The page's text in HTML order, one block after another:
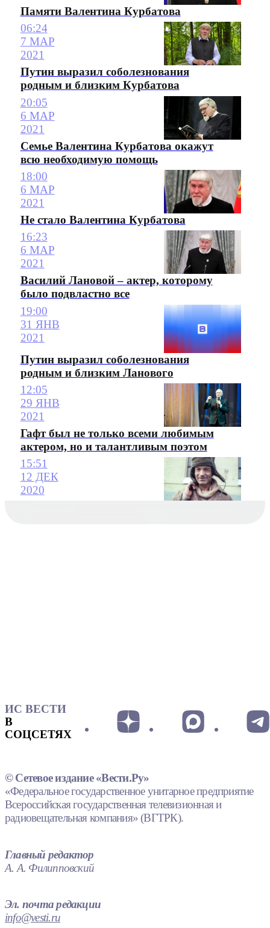
Памяти Валентина Курбатова
06:24
7 МАР
2021
Путин выразил соболезнования
родным и близким Курбатова
20:05
6 МАР
2021
Семье Валентина Курбатова окажут
всю необходимую помощь
18:00
6 МАР
2021
Не стало Валентина Курбатова
16:23
6 МАР
2021
Василий Лановой – актер, которому
было подвластно все
19:00
31 ЯНВ
2021
Путин выразил соболезнования
родным и близким Ланового
12:05
29 ЯНВ
2021
Гафт был не только всеми любимым
актером, но и талантливым поэтом
15:51
12 ДЕК
2020
ИС ВЕСТИ
В
СОЦСЕТЯХ
© Сетевое издание «Вести.Ру»
«Федеральное государственное унитарное предприятие
Всероссийская государственная телевизионная и
радиовещательная компания» (ВГТРК).
Главный редактор
А. А. Филипповский
Эл. почта редакции
info@vesti.ru